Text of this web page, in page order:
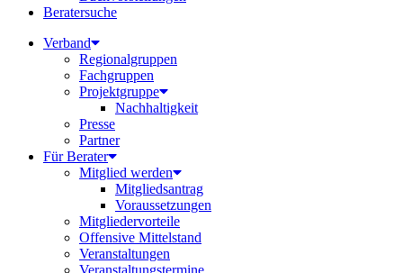
Beratersuche
Verband
Regionalgruppen
Fachgruppen
Projektgruppe
Nachhaltigkeit
Presse
Partner
Für Berater
Mitglied werden
Mitgliedsantrag
Voraussetzungen
Mitgliedervorteile
Offensive Mittelstand
Veranstaltungen
Veranstaltungstermine